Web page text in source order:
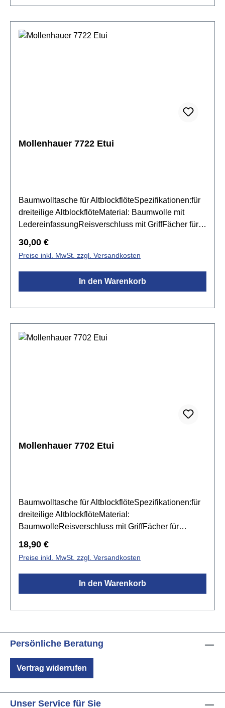
Mollenhauer 7722 Etui
Baumwolltasche für AltblockflöteSpezifikationen:für
dreiteilige AltblockflöteMaterial: Baumwolle mit
LedereinfassungReisverschluss mit GriffFächer für
Regulärer Preis:
30,00 €
Preise inkl. MwSt. zzgl. Versandkosten
In den Warenkorb
Mollenhauer 7702 Etui
Baumwolltasche für AltblockflöteSpezifikationen:für
dreiteilige AltblockflöteMaterial:
BaumwolleReisverschluss mit GriffFächer für
Regulärer Preis:
18,90 €
Preise inkl. MwSt. zzgl. Versandkosten
In den Warenkorb
Persönliche Beratung
Vertrag widerrufen
Unser Service für Sie